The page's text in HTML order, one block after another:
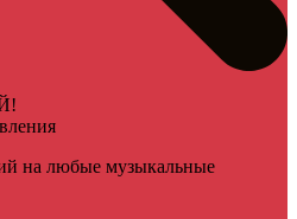
на любые музыкальные